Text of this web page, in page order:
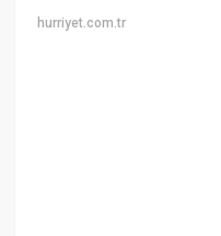
hurriyet.com.tr